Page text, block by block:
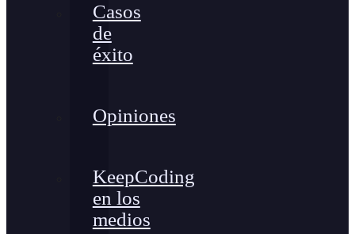
Casos
de
éxito
Opiniones
KeepCoding
en los
medios